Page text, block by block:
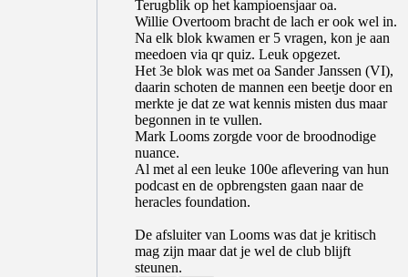
Terugblik op het kampioensjaar oa.
Willie Overtoom bracht de lach er ook wel in.
Na elk blok kwamen er 5 vragen, kon je aan
meedoen via qr quiz. Leuk opgezet.
Het 3e blok was met oa Sander Janssen (VI),
daarin schoten de mannen een beetje door en
merkte je dat ze wat kennis misten dus maar
begonnen in te vullen.
Mark Looms zorgde voor de broodnodige
nuance.
Al met al een leuke 100e aflevering van hun
podcast en de opbrengsten gaan naar de
heracles foundation.
De afsluiter van Looms was dat je kritisch
mag zijn maar dat je wel de club blijft
steunen.